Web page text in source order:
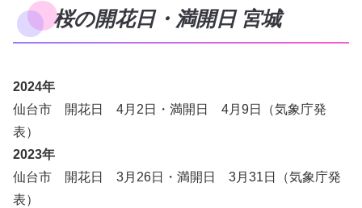
桜の開花日・満開日 宮城
2024年
仙台市 開花日 4月2日・満開日 4月9日（気象庁発
表）
2023年
仙台市 開花日 3月26日・満開日 3月31日（気象庁発
表）